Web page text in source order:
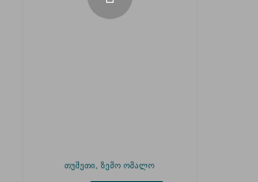
თუშეთი, ზემო ომალო